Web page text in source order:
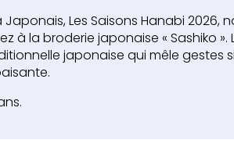
Les Saisons Hanabi 2026,
à la broderie japonaise « Sashiko ».
japonaise qui mêle gestes